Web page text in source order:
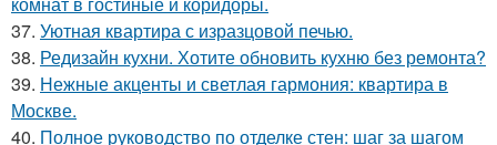
37. Уютная квартира с изразцовой печью.
38. Редизайн кухни. Хотите обновить кухню без ремонта?
39. Нежные акценты и светлая гармония: квартира в
Москве.
40. Полное руководство по отделке стен: шаг за шагом